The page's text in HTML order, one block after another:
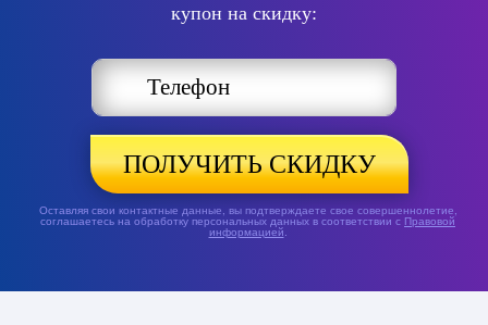
купон на скидку:
ПОЛУЧИТЬ СКИДКУ
Оставляя свои контактные данные, вы подтверждаете свое совершеннолетие,
соглашаетесь на обработку персональных данных в соответствии с Правовой
информацией